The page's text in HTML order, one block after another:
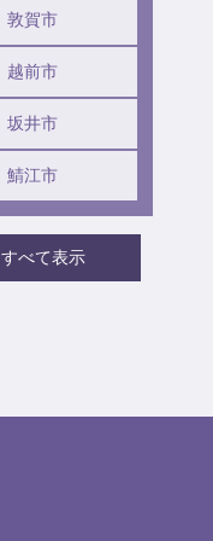
敦賀市
越前市
坂井市
鯖江市
すべて表示